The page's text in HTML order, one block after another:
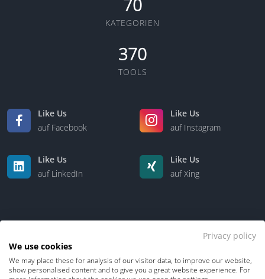
KATEGORIEN
370
TOOLS
Like Us
auf Facebook
Like Us
auf Instagram
Like Us
auf LinkedIn
Like Us
auf Xing
Kontakt Über uns
Privacy policy
We use cookies
We may place these for analysis of our visitor data, to improve our website,
show personalised content and to give you a great website experience. For